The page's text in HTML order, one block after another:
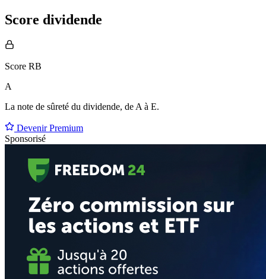
Score dividende
Score RB
A
La note de sûreté du dividende, de A à E.
Devenir Premium
Sponsorisé